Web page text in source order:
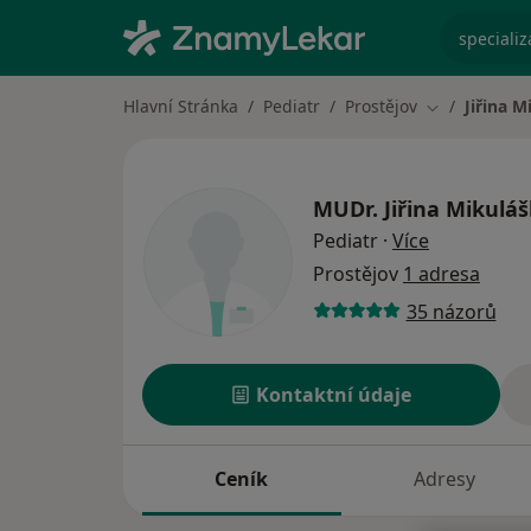
Hlavní Stránka Pediatr Prostějov Změna města
Jiřina
MUDr. Jiřina
Pediatr · Více
Prostějov 1 adresa
35 názorů
Kontaktní údaje
Ceník Adresy